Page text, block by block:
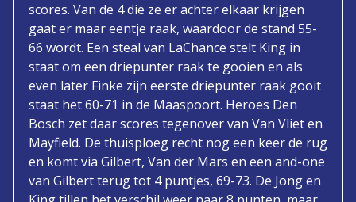
scores. Van de 4 die ze er achter elkaar krijgen
gaat er maar eentje raak, waardoor de stand 55-
66 wordt. Een steal van LaChance stelt King in
staat om een driepunter raak te gooien en als
even later Finke zijn eerste driepunter raak gooit
staat het 60-71 in de Maaspoort. Heroes Den
Bosch zet daar scores tegenover van Van Vliet en
Mayfield. De thuisploeg recht nog een keer de rug
en komt via Gilbert, Van der Mars en een and-one
van Gilbert terug tot 4 puntjes, 69-73. De Jong en